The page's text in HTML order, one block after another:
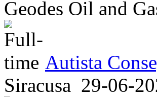
Geodes Oil and
Autista
Siracusa 29-06-